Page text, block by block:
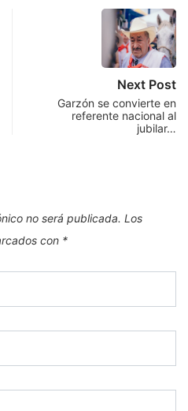
Next Post
Garzón se convierte en
referente nacional al
jubilar…
no será publicada. Los
con *